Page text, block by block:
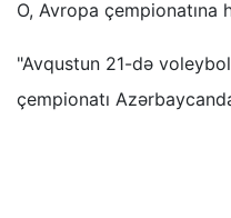
O, Avropa çempionatına
"Avqustun 21-də
çempionatı